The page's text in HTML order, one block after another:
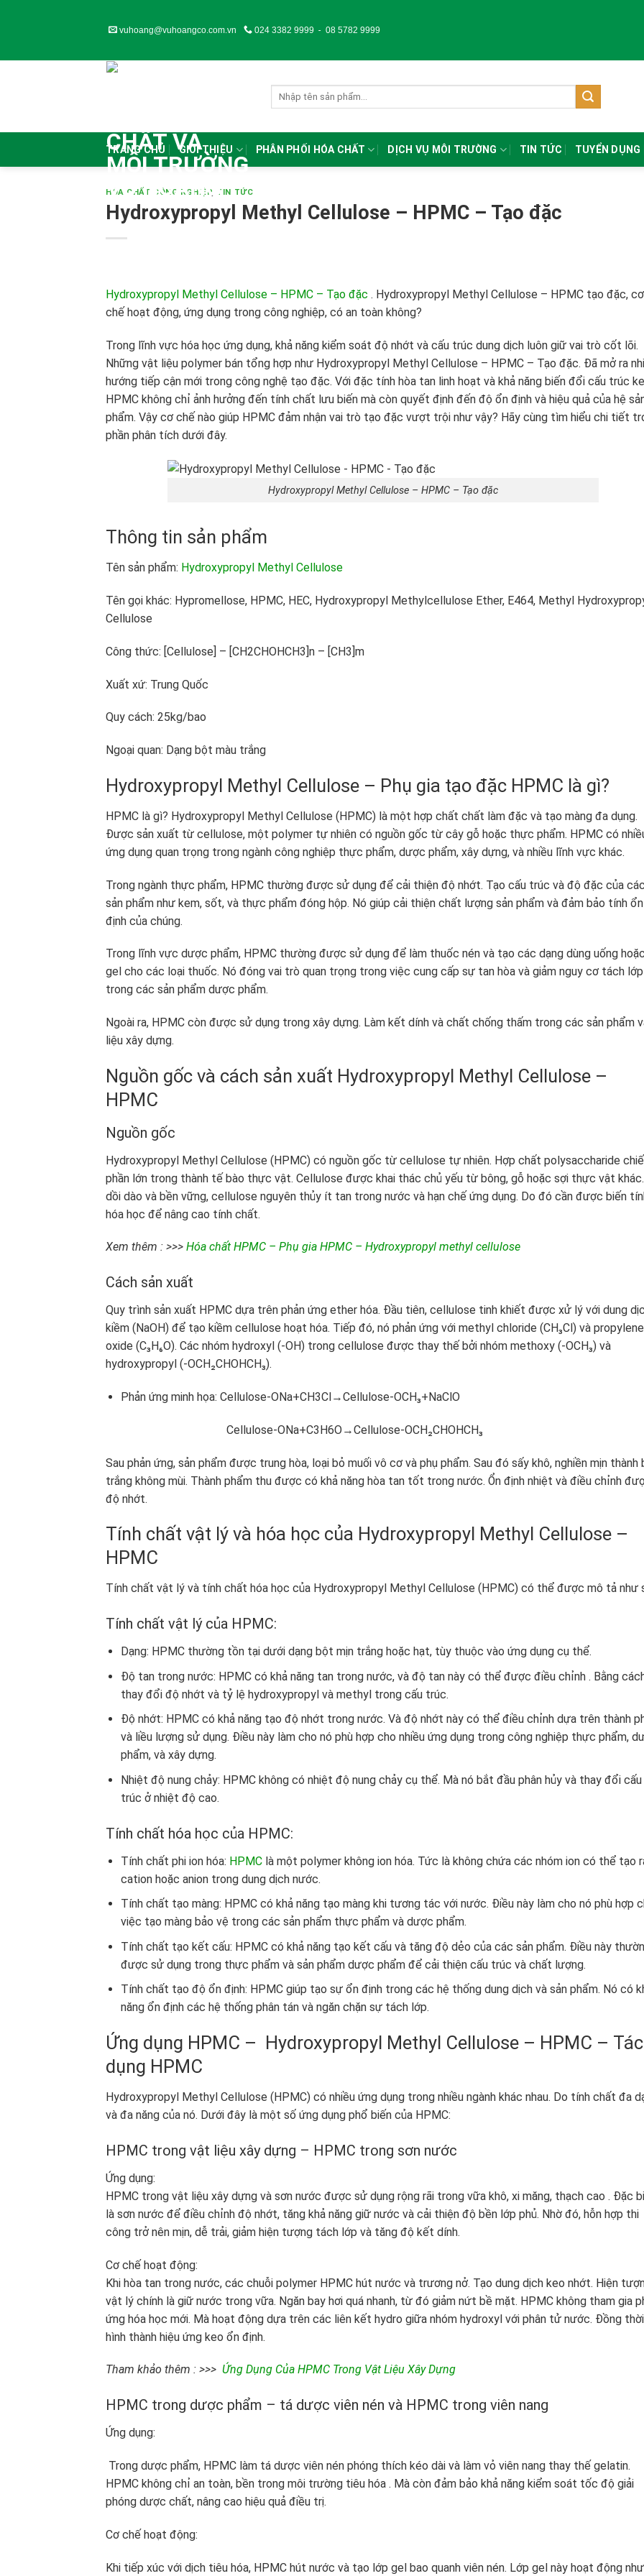
vuhoang@vuhoangco.com.vn 024 3382 9999 - 08 5782 9999
TRANG CHỦ GIỚI THIỆU PHÂN PHỐI HÓA CHẤT DỊCH VỤ MÔI TRƯỜNG TIN TỨC TUYỂN DỤNG
HÓA CHẤT CÔNG NGHIỆP, TIN TỨC
Hydroxypropyl Methyl Cellulose – HPMC – Tạo đặc
Hydroxypropyl Methyl Cellulose – HPMC – Tạo đặc . Hydroxypropyl Methyl Cellulose – HPMC tạo đặc, cơ
chế hoạt động, ứng dụng trong công nghiệp, có an toàn không?
Trong lĩnh vực hóa học ứng dụng, khả năng kiểm soát độ nhớt và cấu trúc dung dịch luôn giữ vai trò cốt lõi.
Những vật liệu polymer bán tổng hợp như Hydroxypropyl Methyl Cellulose – HPMC – Tạo đặc. Đã mở ra
hướng tiếp cận mới trong công nghệ tạo đặc. Với đặc tính hòa tan linh hoạt và khả năng biến đổi cấu trúc
HPMC không chỉ ảnh hưởng đến tính chất lưu biến mà còn quyết định đến độ ổn định và hiệu quả của hệ
phẩm. Vậy cơ chế nào giúp HPMC đảm nhận vai trò tạo đặc vượt trội như vậy? Hãy cùng tìm hiểu chi tiết
phần phân tích dưới đây.
Hydroxypropyl Methyl Cellulose – HPMC – Tạo đặc
Thông tin sản phẩm
Tên sản phẩm: Hydroxypropyl Methyl Cellulose
Tên gọi khác: Hypromellose, HPMC, HEC, Hydroxypropyl Methylcellulose Ether, E464, Methyl
Cellulose
Công thức: [Cellulose] – [CH2CHOHCH3]n – [CH3]m
Xuất xứ: Trung Quốc
Quy cách: 25kg/bao
Ngoại quan: Dạng bột màu trắng
Hydroxypropyl Methyl Cellulose – Phụ gia tạo đặc HPMC là gì?
HPMC là gì? Hydroxypropyl Methyl Cellulose (HPMC) là một hợp chất chất làm đặc và tạo màng đa dụng.
Được sản xuất từ cellulose, một polymer tự nhiên có nguồn gốc từ cây gỗ hoặc thực phẩm. HPMC có
ứng dụng quan trọng trong ngành công nghiệp thực phẩm, dược phẩm, xây dựng, và nhiều lĩnh vực khác.
Trong ngành thực phẩm, HPMC thường được sử dụng để cải thiện độ nhớt. Tạo cấu trúc và độ đặc của các
sản phẩm như kem, sốt, và thực phẩm đóng hộp. Nó giúp cải thiện chất lượng sản phẩm và đảm bảo tính ổn
định của chúng.
Trong lĩnh vực dược phẩm, HPMC thường được sử dụng để làm thuốc nén và tạo các dạng dùng uống hoặc
gel cho các loại thuốc. Nó đóng vai trò quan trọng trong việc cung cấp sự tan hòa và giảm nguy cơ tách lớp
trong các sản phẩm dược phẩm.
Ngoài ra, HPMC còn được sử dụng trong xây dựng. Làm kết dính và chất chống thấm trong các sản phẩm
liệu xây dựng.
Nguồn gốc và cách sản xuất Hydroxypropyl Methyl Cellulose –
HPMC
Nguồn gốc
Hydroxypropyl Methyl Cellulose (HPMC) có nguồn gốc từ cellulose tự nhiên. Hợp chất polysaccharide
phần lớn trong thành tế bào thực vật. Cellulose được khai thác chủ yếu từ bông, gỗ hoặc sợi thực vật
dồi dào và bền vững, cellulose nguyên thủy ít tan trong nước và hạn chế ứng dụng. Do đó cần được biến
hóa học để nâng cao tính chất.
Xem thêm : >>> Hóa chất HPMC – Phụ gia HPMC – Hydroxypropyl methyl cellulose
Cách sản xuất
Quy trình sản xuất HPMC dựa trên phản ứng ether hóa. Đầu tiên, cellulose tinh khiết được xử lý với dung
kiềm (NaOH) để tạo kiềm cellulose hoạt hóa. Tiếp đó, nó phản ứng với methyl chloride (CH₃Cl) và propylene
oxide (C₃H₆O). Các nhóm hydroxyl (-OH) trong cellulose được thay thế bởi nhóm methoxy (-OCH₃) và
hydroxypropyl (-OCH₂CHOHCH₃).
Phản ứng minh họa: Cellulose-ONa+CH3Cl→Cellulose-OCH₃+NaClO
Cellulose-ONa+C3​H6​O→Cellulose-OCH₂CHOHCH₃
Sau phản ứng, sản phẩm được trung hòa, loại bỏ muối vô cơ và phụ phẩm. Sau đó sấy khô, nghiền mịn thành
trắng không mùi. Thành phẩm thu được có khả năng hòa tan tốt trong nước. Ổn định nhiệt và điều chỉnh
độ nhớt.
Tính chất vật lý và hóa học của Hydroxypropyl Methyl Cellulose –
HPMC
Tính chất vật lý và tính chất hóa học của Hydroxypropyl Methyl Cellulose (HPMC) có thể được mô tả như
Tính chất vật lý của HPMC:
Dạng: HPMC thường tồn tại dưới dạng bột mịn trắng hoặc hạt, tùy thuộc vào ứng dụng cụ thể.
Độ tan trong nước: HPMC có khả năng tan trong nước, và độ tan này có thể được điều chỉnh . Bằng
thay đổi độ nhớt và tỷ lệ hydroxypropyl và methyl trong cấu trúc.
Độ nhớt: HPMC có khả năng tạo độ nhớt trong nước. Và độ nhớt này có thể điều chỉnh dựa trên thành
và liều lượng sử dụng. Điều này làm cho nó phù hợp cho nhiều ứng dụng trong công nghiệp thực phẩm,
phẩm, và xây dựng.
Nhiệt độ nung chảy: HPMC không có nhiệt độ nung chảy cụ thể. Mà nó bắt đầu phân hủy và thay đổi cấu
trúc ở nhiệt độ cao.
Tính chất hóa học của HPMC:
Tính chất phi ion hóa: HPMClà một polymer không ion hóa. Tức là không chứa các nhóm ion có thể tạo
cation hoặc anion trong dung dịch nước.
Tính chất tạo màng: HPMC có khả năng tạo màng khi tương tác với nước. Điều này làm cho nó phù hợp
việc tạo màng bảo vệ trong các sản phẩm thực phẩm và dược phẩm.
Tính chất tạo kết cấu: HPMC có khả năng tạo kết cấu và tăng độ dẻo của các sản phẩm. Điều này
được sử dụng trong thực phẩm và sản phẩm dược phẩm để cải thiện cấu trúc và chất lượng.
Tính chất tạo độ ổn định: HPMC giúp tạo sự ổn định trong các hệ thống dung dịch và sản phẩm. Nó có
năng ổn định các hệ thống phân tán và ngăn chặn sự tách lớp.
Ứng dụng HPMC – Hydroxypropyl Methyl Cellulose – HPMC – Tác
dụng HPMC
Hydroxypropyl Methyl Cellulose (HPMC) có nhiều ứng dụng trong nhiều ngành khác nhau. Do tính chất đa
và đa năng của nó. Dưới đây là một số ứng dụng phổ biến của HPMC:
HPMC trong vật liệu xây dựng – HPMC trong sơn nước
Ứng dụng:
HPMC trong vật liệu xây dựng và sơn nước được sử dụng rộng rãi trong vữa khô, xi măng, thạch cao . Đặc
là sơn nước để điều chỉnh độ nhớt, tăng khả năng giữ nước và cải thiện độ bền lớp phủ. Nhờ đó, hỗn hợp thi
công trở nên mịn, dễ trải, giảm hiện tượng tách lớp và tăng độ kết dính.
Cơ chế hoạt động:
Khi hòa tan trong nước, các chuỗi polymer HPMC hút nước và trương nở. Tạo dung dịch keo nhớt. Hiện
vật lý chính là giữ nước trong vữa. Ngăn bay hơi quá nhanh, từ đó giảm nứt bề mặt. HPMC không tham gia
ứng hóa học mới. Mà hoạt động dựa trên các liên kết hydro giữa nhóm hydroxyl với phân tử nước. Đồng thời
hình thành hiệu ứng keo ổn định.
Tham khảo thêm : >>> Ứng Dụng Của HPMC Trong Vật Liệu Xây Dựng
HPMC trong dược phẩm – tá dược viên nén và HPMC trong viên nang
Ứng dụng:
Trong dược phẩm, HPMC làm tá dược viên nén phóng thích kéo dài và làm vỏ viên nang thay thế gelatin.
HPMC không chỉ an toàn, bền trong môi trường tiêu hóa . Mà còn đảm bảo khả năng kiểm soát tốc độ giải
phóng dược chất, nâng cao hiệu quả điều trị.
Cơ chế hoạt động:
Khi tiếp xúc với dịch tiêu hóa, HPMC hút nước và tạo lớp gel bao quanh viên nén. Lớp gel này hoạt động như